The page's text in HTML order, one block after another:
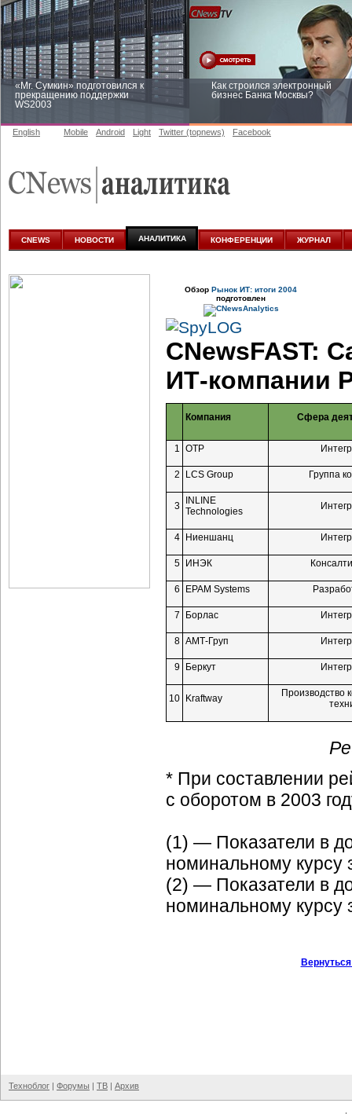
«Mr. Сумкин» подготовился к
прекращению поддержки
WS2003
Как строился электронный
бизнес Банка Москвы?
аналитике
English Mobile Android Light Twitter (topnews) Facebook
CNEWS НОВОСТИ АНАЛИТИКА КОНФЕРЕНЦИИ ЖУРНАЛ
Обзор Рынок ИТ: итоги 2004
подготовлен
CNewsFAST:
ИТ-компании
Компания Сфера
1 ОТР
2 LCS Group Группа
3
INLINE
Technologies
4 Ниеншанц
5 ИНЭК
6 EPAM Systems
7 Борлас
8 АМТ-Груп
9 Беркут
10 Kraftway
Производство
* При составлении
с оборотом в 2003
(1) — Показатели в
номинальному курсу
(2) — Показатели в
номинальному курсу
Техноблог | Форумы | ТВ | Архив